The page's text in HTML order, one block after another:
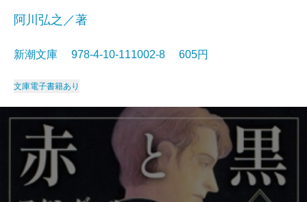
阿川弘之／著
新潮文庫 978-4-10-111002-8 605円
文庫電子書籍あり